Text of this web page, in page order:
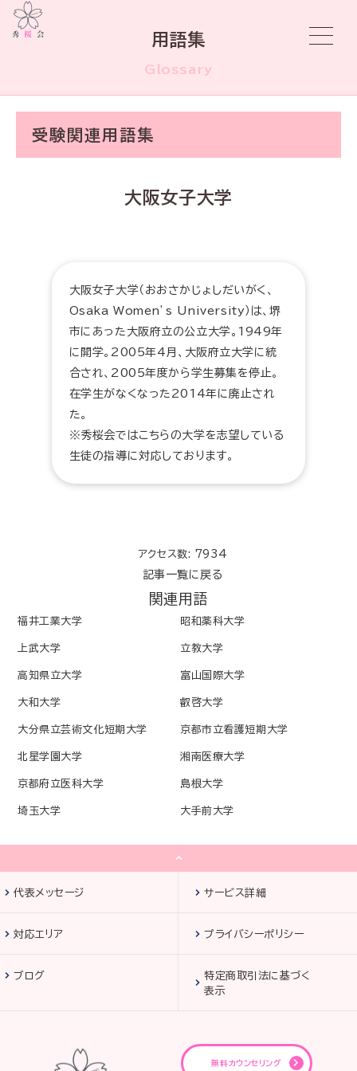
用語集
Glossary
受験関連用語集
大阪女子大学
大阪女子大学（おおさかじょしだいがく、
Osaka Women’s University）は、堺
市にあった大阪府立の公立大学。1949年
に開学。2005年4月、大阪府立大学に統
合され、2005年度から学生募集を停止。
在学生がなくなった2014年に廃止され
た。
※秀桜会ではこちらの大学を志望している
生徒の指導に対応しております。
アクセス数: 7934
記事一覧に戻る
関連用語
福井工業大学 昭和薬科大学
上武大学 立教大学
高知県立大学 富山国際大学
大和大学 叡啓大学
大分県立芸術文化短期大学 京都市立看護短期大学
北星学園大学 湘南医療大学
京都府立医科大学 島根大学
埼玉大学 大手前大学
代表メッセージ サービス詳細
対応エリア プライバシーポリシー
ブログ
特定商取引法に基づく
表示
無料カウンセリング